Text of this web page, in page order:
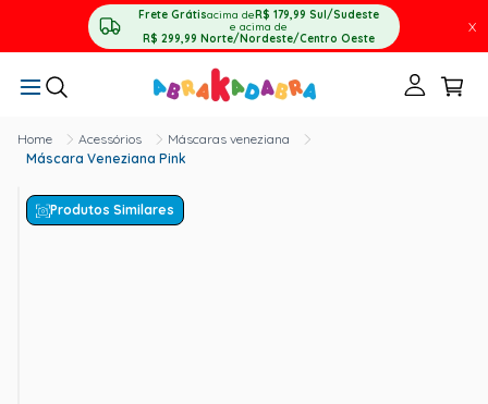
Frete Grátisacima deR$ 179,99 Sul/Sudeste
e acima de
R$ 299,99 Norte/Nordeste/Centro Oeste
X
Acessórios
Máscaras veneziana
Máscara Veneziana Pink
Produtos Similares